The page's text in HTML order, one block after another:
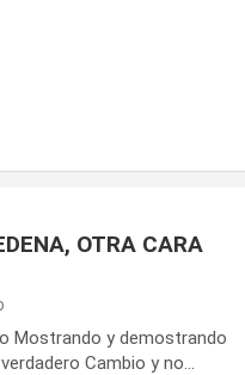
OTRA CARA
Mostrando y demostrando
Cambio y no…